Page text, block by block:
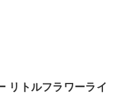
リトルフラワーライ